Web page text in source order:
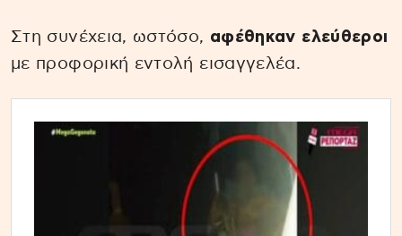
Στη συνέχεια, ωστόσο, αφέθηκαν ελεύθεροι
με προφορική εντολή εισαγγελέα.